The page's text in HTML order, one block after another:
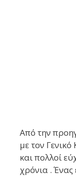
Από την
με τον
και πολλοί
χρόνια . Ένας